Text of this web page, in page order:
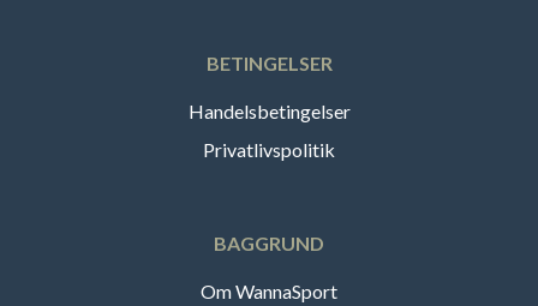
BETINGELSER
Handelsbetingelser
Privatlivspolitik
BAGGRUND
Om WannaSport